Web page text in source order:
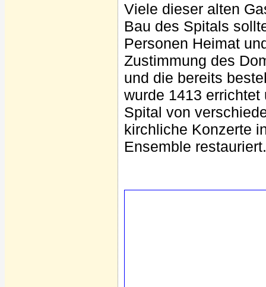
Viele dieser alten
Bau des Spitals
Personen Heimat
Zustimmung des
und die bereits
wurde 1413
Spital von
kirchliche Konzerte
Ensemble restauriert.